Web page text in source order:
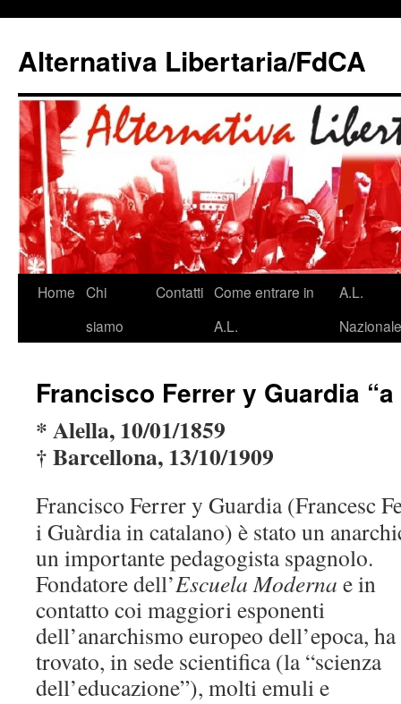
Alternativa Libertaria/FdCA
VaiHome Chi
siamo
Contatti Come entrare in
A.L.
A.L.
Nazionale
Francisco Ferrer y Guardia
* Alella, 10/01/1859
† Barcellona, 13/10/1909
Francisco Ferrer y Guardia (Francesc
i Guàrdia in catalano) è stato un
un importante pedagogista spagnolo.
Fondatore dell’Escuela Moderna e in
contatto coi maggiori esponenti
dell’anarchismo europeo dell’epoca, ha
trovato, in sede scientifica (la “scienza
dell’educazione”), molti emuli e